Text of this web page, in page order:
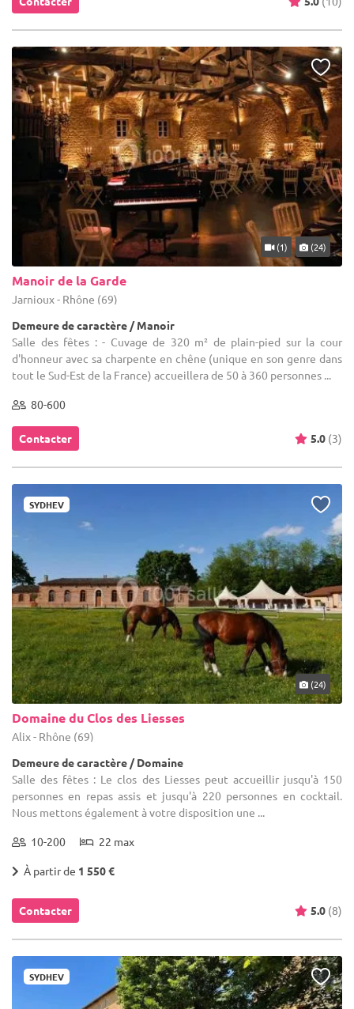
(1) (24)
Manoir de la Garde
Jarnioux - Rhône (69)
Demeure de caractère / Manoir
Salle des fêtes : - Cuvage de 320 m² de plain-pied sur la cour
d'honneur avec sa charpente en chêne (unique en son genre dans
tout le Sud-Est de la France) accueillera de 50 à 360 personnes ...
80-600
Contacter 5.0 (3)
SYDHEV
(24)
Domaine du Clos des Liesses
Alix - Rhône (69)
Demeure de caractère / Domaine
Salle des fêtes : Le clos des Liesses peut accueillir jusqu'à 150
personnes en repas assis et jusqu'à 220 personnes en cocktail.
Nous mettons également à votre disposition une ...
10-200 22 max
À partir de 1 550 €
Contacter 5.0 (8)
SYDHEV